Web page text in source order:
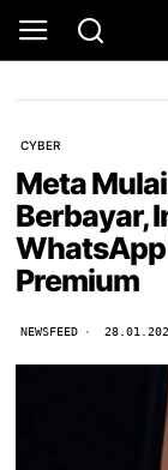
CYBER
Meta
Berbayar,
WhatsApp
Premium
NEWSFEED